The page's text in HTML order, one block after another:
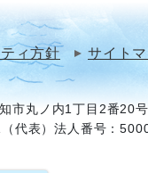
ィ方針 サイト
市丸ノ内1丁目2番20号
代表）法人番号：